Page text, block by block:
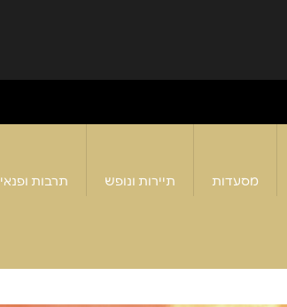
מסעדות תיירות ונופש תרבות ופנאי